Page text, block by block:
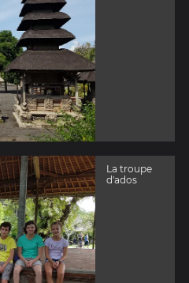
La troupe
d'ados